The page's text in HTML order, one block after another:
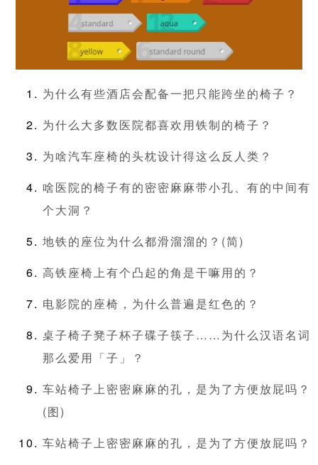
为什么有些酒店会配备一把只能跨坐的椅子？
为什么大多数医院都喜欢用铁制的椅子？
为啥汽车座椅的头枕设计得这么反人类？
啥医院的椅子有的密密麻麻带小孔、有的中间有
个大洞？
地铁的座位为什么都滑溜溜的？(简)
高铁座椅上有个凸起的角是干嘛用的？
电影院的座椅，为什么普遍是红色的？
桌子椅子凳子杯子碟子筷子……为什么汉语名词
那么爱用「子」？
车站椅子上密密麻麻的孔，是为了方便放屁吗？
(图)
车站椅子上密密麻麻的孔，是为了方便放屁吗？